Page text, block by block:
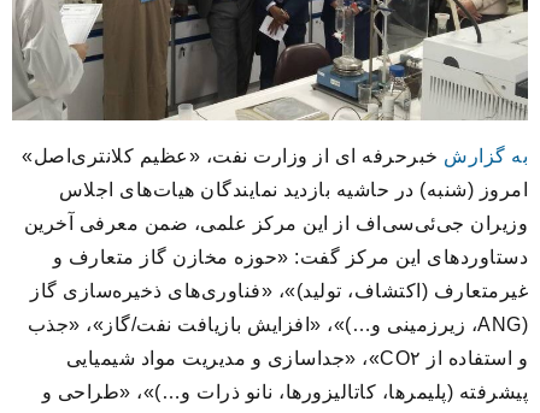
به گزارش خبرحرفه ای از وزارت نفت، «عظیم کلانتری‌اصل»
امروز (شنبه) در حاشیه بازدید نمایندگان هیات‌های اجلاس
وزیران جی‌ئی‌سی‌اف از این مرکز علمی، ضمن معرفی آخرین
دستاوردهای این مرکز گفت: «حوزه مخازن گاز متعارف و
غیرمتعارف (اکتشاف، تولید)»، «فناوری‌های ذخیره‌سازی گاز
(ANG، زیرزمینی و…)»، «افزایش بازیافت نفت/گاز»، «جذب
و استفاده از CO۲»، «جداسازی و مدیریت مواد شیمیایی
پیشرفته (پلیمرها، کاتالیزورها، نانو ذرات و…)»، «طراحی و